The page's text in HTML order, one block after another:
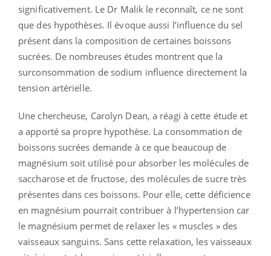
significativement. Le Dr Malik le reconnaît, ce ne sont
que des hypothèses. Il évoque aussi l’influence du sel
présent dans la composition de certaines boissons
sucrées. De nombreuses études montrent que la
surconsommation de sodium influence directement la
tension artérielle.
Une chercheuse, Carolyn Dean, a réagi à cette étude et
a apporté sa propre hypothèse. La consommation de
boissons sucrées demande à ce que beaucoup de
magnésium soit utilisé pour absorber les molécules de
saccharose et de fructose, des molécules de sucre très
présentes dans ces boissons. Pour elle, cette déficience
en magnésium pourrait contribuer à l’hypertension car
le magnésium permet de relaxer les « muscles » des
vaisseaux sanguins. Sans cette relaxation, les vaisseaux